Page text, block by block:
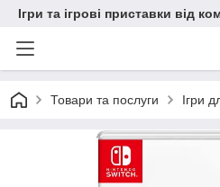
Ігри та ігрові приставки від
Товари та послуги Ігри